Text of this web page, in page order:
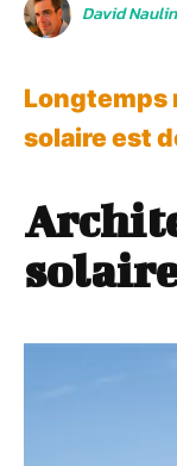
David Naulin
Longtemps
solaire est